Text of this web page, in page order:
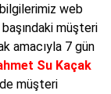
bilgilerimiz web
müşteri
amacıyla 7 gün
Su Kaçak
müşteri